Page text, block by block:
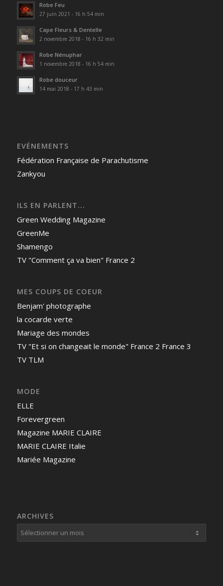
Robe Feu
27 juin 2021 - 16 h 54 min
Cape Fleurs & Dentelle
2 novembre 2018 - 16 h 32 min
Robe Nénuphar
1 novembre 2018 - 16 h 54 min
Robe douceur
14 mai 2018 - 17 h 43 min
EVÉNEMENTS
Fédération Française de Parachutisme
Zankyou
ILS EN PARLENT...
Green Wedding Magazine
GreenMe
Shamengo
TV "Comment ça va bien" France 2
MES COUPS DE COEUR
Benjam' photographe
la cocarde verte
Mariage des mondes
TV "Et si on changeait le monde" France 2 France 3
TV TLM
MODE
ELLE
Forevergreen
Magazine MARIE CLAIRE
MARIE CLAIRE Italie
Mariée Magazine
ARCHIVES